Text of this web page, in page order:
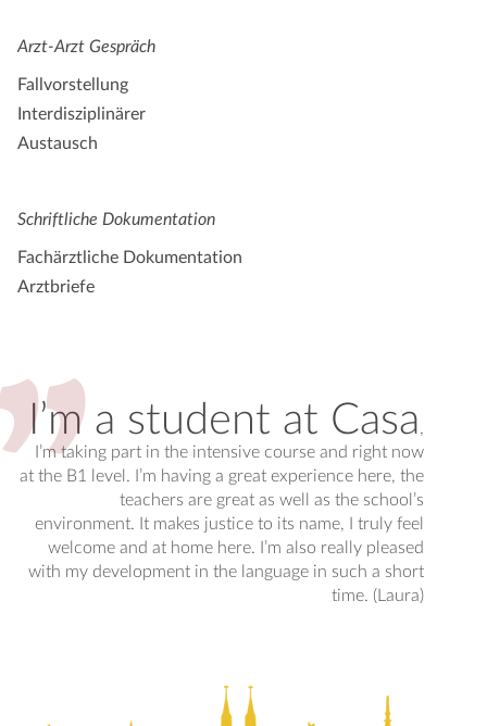
Arzt-Arzt Gespräch
Fallvorstellung
Interdisziplinärer
Austausch
Schriftliche Dokumentation
Fachärztliche Dokumentation
Arztbriefe
I’m a student at Casa,
I’m taking part in the intensive course and right now
at the B1 level. I’m having a great experience here, the
teachers are great as well as the school’s
environment. It makes justice to its name, I truly feel
welcome and at home here. I’m also really pleased
with my development in the language in such a short
time. (Laura)